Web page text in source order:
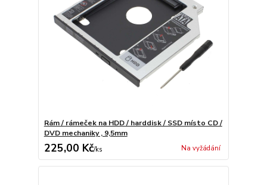
Rám / rámeček na HDD / harddisk / SSD místo CD /
DVD mechaniky , 9,5mm
225,00 Kč/ks Na vyžádání